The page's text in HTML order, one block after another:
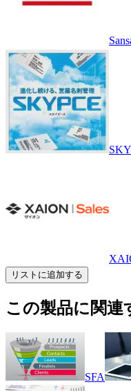
リストに追加する
この製品に関連
SFA